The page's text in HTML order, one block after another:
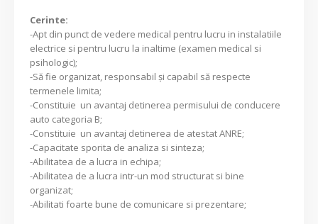
Cerinte:
-Apt din punct de vedere medical pentru lucru in instalatiile
electrice si pentru lucru la inaltime (examen medical si
psihologic);
-Să fie organizat, responsabil şi capabil să respecte
termenele limita;
-Constituie un avantaj detinerea permisului de conducere
auto categoria B;
-Constituie un avantaj detinerea de atestat ANRE;
-Capacitate sporita de analiza si sinteza;
-Abilitatea de a lucra in echipa;
-Abilitatea de a lucra intr-un mod structurat si bine
organizat;
-Abilitati foarte bune de comunicare si prezentare;